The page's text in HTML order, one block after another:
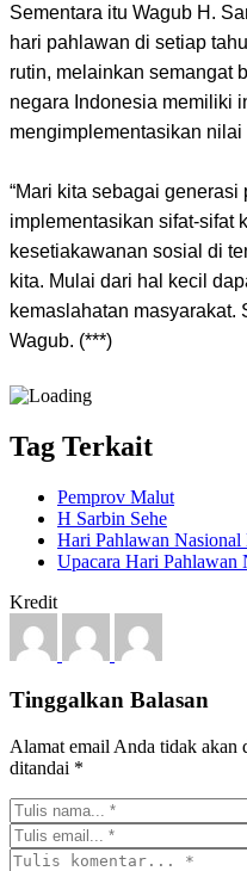
Sementara itu Wagub H.
hari pahlawan di setiap
rutin, melainkan semangat
negara Indonesia memiliki
mengimplementasikan
“Mari kita sebagai generasi
implementasikan sifat-sifat
kesetiakawanan sosial di
kita. Mulai dari hal kecil
kemaslahatan masyarakat.
Wagub. (***)
Tag Terkait
Pemprov Malut
H Sarbin Sehe
Hari Pahlawan Nasional
Upacara Hari Pahlawan
Kredit
Tinggalkan Balasan
Alamat email Anda tidak akan
ditandai *